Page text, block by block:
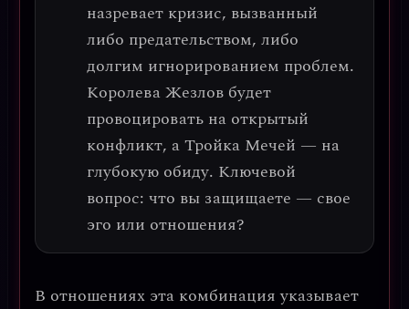
назревает кризис, вызванный
либо предательством, либо
долгим игнорированием проблем.
Королева Жезлов будет
провоцировать на открытый
конфликт, а Тройка Мечей — на
глубокую обиду. Ключевой
вопрос: что вы защищаете — свое
эго или отношения?
В отношениях эта комбинация указывает